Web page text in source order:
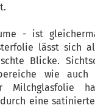
- ist
lässt sich
Blicke.
wie
Milchglasfolie
eine